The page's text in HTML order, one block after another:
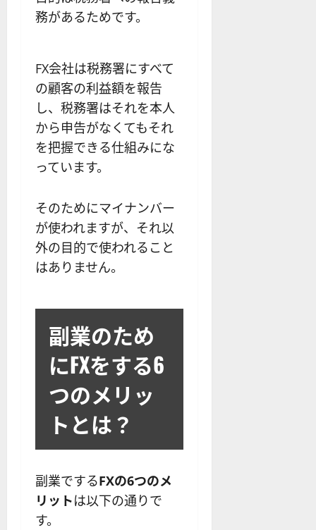
務があるためです。
FX会社は税務署にすべて
の顧客の利益額を報告
し、税務署はそれを本人
から申告がなくてもそれ
を把握できる仕組みにな
っています。
そのためにマイナンバー
が使われますが、それ以
外の目的で使われること
はありません。
副業のため
にFXをする6
つのメリッ
トとは？
副業でするFXの6つのメ
リットは以下の通りで
す。